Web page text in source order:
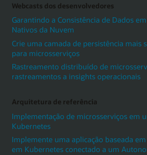
Webcasts dos desenvolvedores
Garantindo a Consistência de Dados
Nativos da Nuvem
Crie uma camada de persistência mais
para microsserviços
Rastreamento distribuído de
rastreamentos a insights operacionais
Arquitetura de referência
Implementação de microsserviços em
Kubernetes
Implemente uma aplicação baseada
em Kubernetes conectado a um